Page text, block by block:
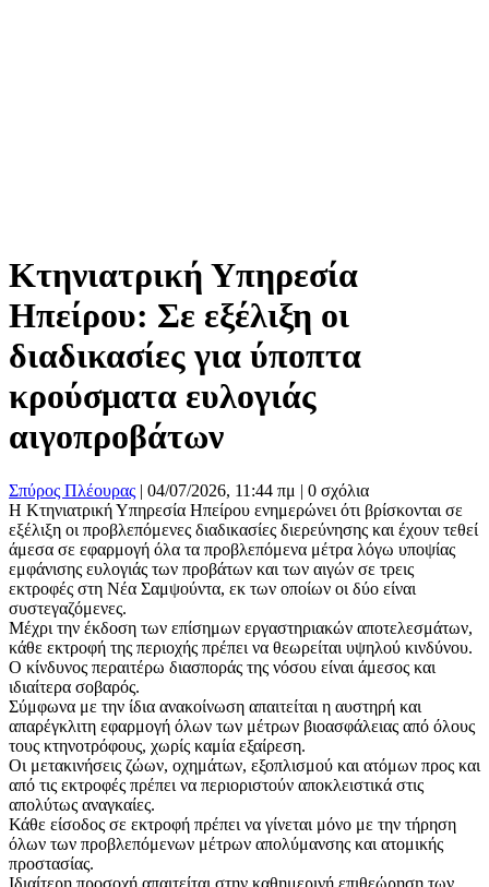
Κτηνιατρική Υπηρεσία
Ηπείρου: Σε εξέλιξη οι
διαδικασίες για ύποπτα
κρούσματα ευλογιάς
αιγοπροβάτων
Σπύρος Πλέουρας | 04/07/2026, 11:44 πμ | 0 σχόλια
Η Κτηνιατρική Υπηρεσία Ηπείρου ενημερώνει ότι βρίσκονται σε
εξέλιξη οι προβλεπόμενες διαδικασίες διερεύνησης και έχουν τεθεί
άμεσα σε εφαρμογή όλα τα προβλεπόμενα μέτρα λόγω υποψίας
εμφάνισης ευλογιάς των προβάτων και των αιγών σε τρεις
εκτροφές στη Νέα Σαμψούντα, εκ των οποίων οι δύο είναι
συστεγαζόμενες.
Μέχρι την έκδοση των επίσημων εργαστηριακών αποτελεσμάτων,
κάθε εκτροφή της περιοχής πρέπει να θεωρείται υψηλού κινδύνου.
Ο κίνδυνος περαιτέρω διασποράς της νόσου είναι άμεσος και
ιδιαίτερα σοβαρός.
Σύμφωνα με την ίδια ανακοίνωση απαιτείται η αυστηρή και
απαρέγκλιτη εφαρμογή όλων των μέτρων βιοασφάλειας από όλους
τους κτηνοτρόφους, χωρίς καμία εξαίρεση.
Οι μετακινήσεις ζώων, οχημάτων, εξοπλισμού και ατόμων προς και
από τις εκτροφές πρέπει να περιοριστούν αποκλειστικά στις
απολύτως αναγκαίες.
Κάθε είσοδος σε εκτροφή πρέπει να γίνεται μόνο με την τήρηση
όλων των προβλεπόμενων μέτρων απολύμανσης και ατομικής
προστασίας.
Ιδιαίτερη προσοχή απαιτείται στην καθημερινή επιθεώρηση των